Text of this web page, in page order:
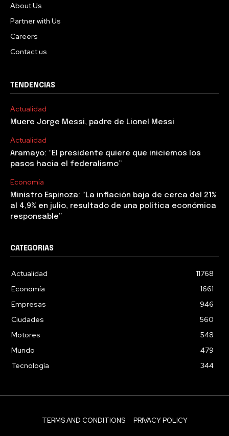
About Us
Partner with Us
Careers
Contact us
TENDENCIAS
Actualidad
Muere Jorge Messi, padre de Lionel Messi
Actualidad
Aramayo: “El presidente quiere que iniciemos los
pasos hacia el federalismo”
Economía
Ministro Espinoza: “La inflación baja de cerca del 21%
al 4,9% en julio, resultado de una política económica
responsable”
CATEGORIAS
Actualidad
11768
Economía
1661
Empresas
946
Ciudades
560
Motores
548
Mundo
479
Tecnología
344
TERMS AND CONDITIONS PRIVACY POLICY